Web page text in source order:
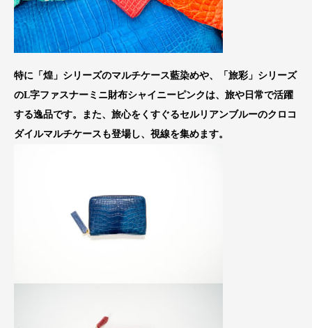
特に「煌」シリーズのマルチケース藍染めや、「旅彩」シリーズ
のL字ファスナーミニ財布シャイニーピンクは、旅や日常で活躍
する逸品です。また、旅心をくすぐるセルリアンブルーのクロコ
ダイルマルチケースも登場し、視線を集めます。